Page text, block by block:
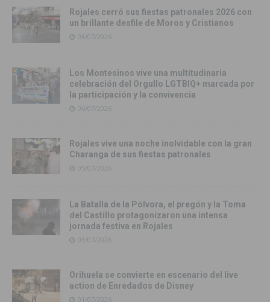
Rojales cerró sus fiestas patronales 2026 con
un brillante desfile de Moros y Cristianos
06/07/2026
Los Montesinos vive una multitudinaria
celebración del Orgullo LGTBIQ+ marcada por
la participación y la convivencia
06/07/2026
Rojales vive una noche inolvidable con la gran
Charanga de sus fiestas patronales
05/07/2026
La Batalla de la Pólvora, el pregón y la Toma
del Castillo protagonizaron una intensa
jornada festiva en Rojales
03/07/2026
Orihuela se convierte en escenario del live
action de Enredados de Disney
01/07/2026